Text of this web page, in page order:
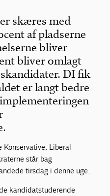
skæres med
af pladserne
bliver
bliver omlagt
DI fik
er langt bedre
Konservative, Liberal
står bag
tirsdag i denne uge.
kandidatstuderende